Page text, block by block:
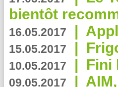
bientôt
16.05.2017 |
15.05.2017 |
10.05.2017 | Fini
09.05.2017 |